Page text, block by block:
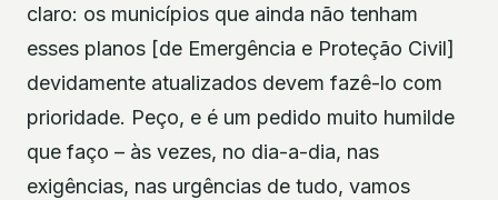
claro: os municípios que ainda não tenham
esses planos [de Emergência e Proteção Civil]
devidamente atualizados devem fazê-lo com
prioridade. Peço, e é um pedido muito humilde
que faço – às vezes, no dia-a-dia, nas
exigências, nas urgências de tudo, vamos